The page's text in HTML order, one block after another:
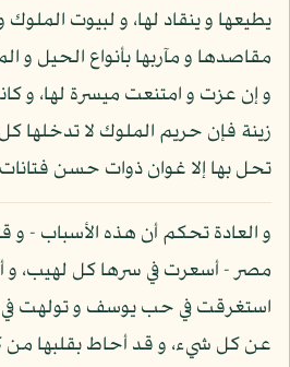
يطيعها و ينقاد لها، و لبيوت
مقاصدها و مآربها بأنواع الحيل و
و إن عزت و امتنعت ميسرة لها، و
زينة فإن حريم الملوك لا تدخلها
تحل بها إلا غوان ذوات حسن
و العادة تحكم أن هذه الأسباب -
مصر - أسعرت في سرها كل لهيب،
استغرقت في حب يوسف و تولهت في
عن كل شيء، و قد أحاط بقلبها